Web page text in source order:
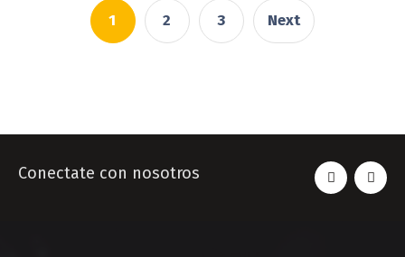
1 2 3 Next
Conectate con nosotros